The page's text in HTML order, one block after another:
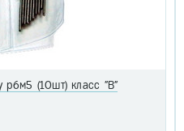
р6м5 (10шт) класс "В"